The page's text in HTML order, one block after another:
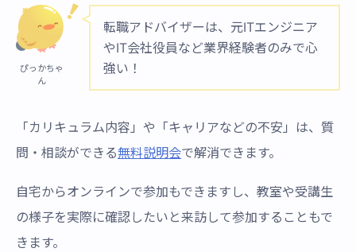
ぴっかちゃ
ん
転職アドバイザーは、元ITエンジニア
やIT会社役員など業界経験者のみで心
強い！
「カリキュラム内容」や「キャリアなどの不安」は、質
問・相談ができる無料説明会で解消できます。
自宅からオンラインで参加もできますし、教室や受講生
の様子を実際に確認したいと来訪して参加することもで
きます。